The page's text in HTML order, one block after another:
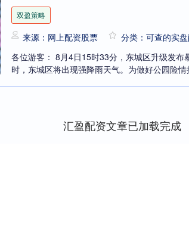
双盈策略
来源：网上配资股票 分类：可查的实
各位游客： 8月4日15时33分，东城区升级发
时，东城区将出现强降雨天气。为做好公园险
汇盈配资文章已加载完成